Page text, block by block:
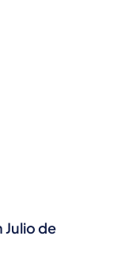
Julio de